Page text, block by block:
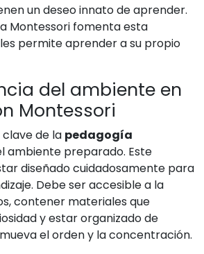
un deseo innato de aprender.
Montessori fomenta esta
permite aprender a su propio
del ambiente en
Montessori
de la pedagogía
ambiente preparado. Este
diseñado cuidadosamente para
Debe ser accesible a la
contener materiales que
y estar organizado de
el orden y la concentración.